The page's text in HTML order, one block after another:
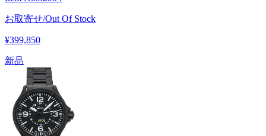
お取寄せ/Out Of Stock
¥399,850
新品